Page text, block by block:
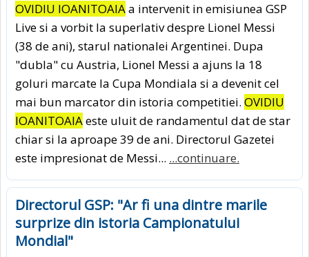
OVIDIU IOANITOAIAa intervenit in emisiunea GSP
Live si a vorbit la superlativ despre Lionel Messi
(38 de ani), starul nationalei Argentinei. Dupa
"dubla" cu Austria, Lionel Messi a ajuns la 18
goluri marcate la Cupa Mondiala si a devenit cel
mai bun marcator din istoria competitiei. OVIDIU
IOANITOAIAeste uluit de randamentul dat de star
chiar si la aproape 39 de ani. Directorul Gazetei
este impresionat de Messi... ...continuare.
Directorul GSP: "Ar fi una dintre marile
surprize din istoria Campionatului
Mondial"